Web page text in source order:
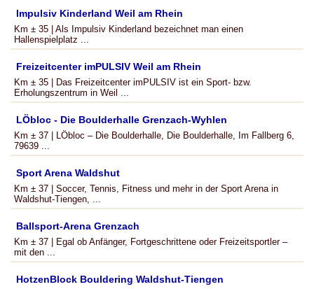
Impulsiv Kinderland Weil am Rhein
Km ± 35 | Als Impulsiv Kinderland bezeichnet man einen
Hallenspielplatz ...
Freizeitcenter imPULSIV Weil am Rhein
Km ± 35 | Das Freizeitcenter imPULSIV ist ein Sport- bzw.
Erholungszentrum in Weil ...
LÖbloc - Die Boulderhalle Grenzach-Wyhlen
Km ± 37 | LÖbloc – Die Boulderhalle, Die Boulderhalle, Im Fallberg 6,
79639 ...
Sport Arena Waldshut
Km ± 37 | Soccer, Tennis, Fitness und mehr in der Sport Arena in
Waldshut-Tiengen, ...
Ballsport-Arena Grenzach
Km ± 37 | Egal ob Anfänger, Fortgeschrittene oder Freizeitsportler –
mit den ...
HotzenBlock Bouldering Waldshut-Tiengen